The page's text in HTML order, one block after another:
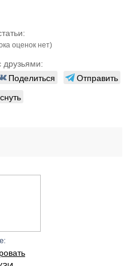
оценок нет)
друзьями:
Поделиться
Отправить